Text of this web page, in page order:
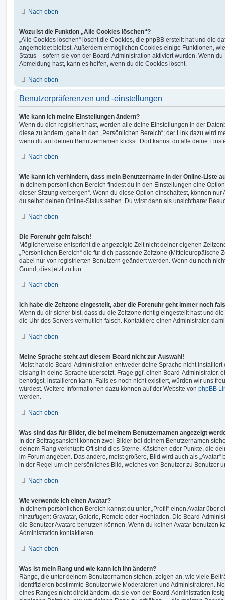
Nach oben
Wozu ist die Funktion „Alle Cookies löschen“?
„Alle Cookies löschen“ löscht die Cookies, die phpBB erstellt hat und die
angemeldet bleibst. Außerdem ermöglichen Cookies einige Funktionen,
Status – sofern sie von der Board-Administration aktiviert wurden. Wenn
Abmeldung hast, kann es helfen, wenn du die Cookies löscht.
Nach oben
Benutzerpräferenzen und -einstellungen
Wie kann ich meine Einstellungen ändern?
Wenn du dich registriert hast, werden alle deine Einstellungen in der
diese zu ändern, gehe in den „Persönlichen Bereich“; der Link dazu wird
wenn du auf deinen Benutzernamen klickst. Dort kannst du alle deine
Nach oben
Wie kann ich verhindern, dass mein Benutzername in der Online-Liste
In deinem persönlichen Bereich findest du in den Einstellungen eine
dieser Sitzung verbergen“. Wenn du diese Option einschaltest, können
du selbst deinen Online-Status sehen. Du wirst dann als unsichtbarer
Nach oben
Die Forenuhr geht falsch!
Möglicherweise entspricht die angezeigte Zeit nicht deiner eigenen
„Persönlichen Bereich“ die für dich passende Zeitzone (Mitteleuropäische
dabei nur von registrierten Benutzern geändert werden. Wenn du noch
Grund, dies jetzt zu tun.
Nach oben
Ich habe die Zeitzone eingestellt, aber die Forenuhr geht immer noch
Wenn du dir sicher bist, dass du die Zeitzone richtig eingestellt hast und
die Uhr des Servers vermutlich falsch. Kontaktiere einen Administrator,
Nach oben
Meine Sprache steht auf diesem Board nicht zur Auswahl!
Meist hat die Board-Administration entweder deine Sprache nicht
bislang in deine Sprache übersetzt. Frage ggf. einen Board-Administrator,
benötigst, installieren kann. Falls es noch nicht existiert, würden wir uns
würdest. Weitere Informationen dazu können auf der Website von phpBB
werden.
Nach oben
Was sind das für Bilder, die bei meinem Benutzernamen angezeigt
In der Beitragsansicht können zwei Bilder bei deinem Benutzernamen
deinem Rang verknüpft: Oft sind dies Sterne, Kästchen oder Punkte, die
im Forum angeben. Das andere, meist größere, Bild wird auch als
in der Regel um ein persönliches Bild, welches von Benutzer zu Benutzer
Nach oben
Wie verwende ich einen Avatar?
In deinem persönlichen Bereich kannst du unter „Profil“ einen Avatar über
hinzufügen: Gravatar, Galerie, Remote oder Hochladen. Die Board-
die Benutzer Avatare benutzen können. Wenn du keinen Avatar benutzen
Administration kontaktieren.
Nach oben
Was ist mein Rang und wie kann ich ihn ändern?
Ränge, die unter deinem Benutzernamen stehen, zeigen an, wie viele
identifizieren bestimmte Benutzer wie Moderatoren und Administratoren.
eines Ranges nicht direkt ändern, da sie von der Board-Administration